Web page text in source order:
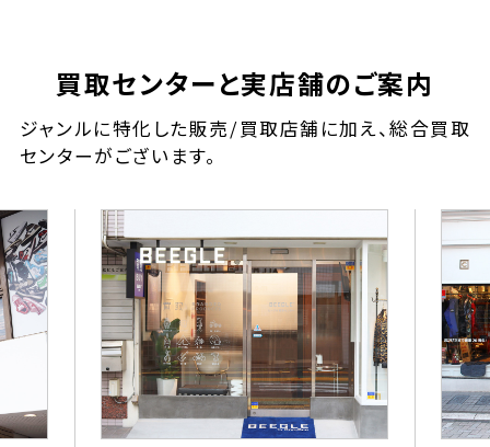
買取センターと実店舗のご案内
ジャンルに特化した販売/買取店舗に加え、総合買取
センターがございます。